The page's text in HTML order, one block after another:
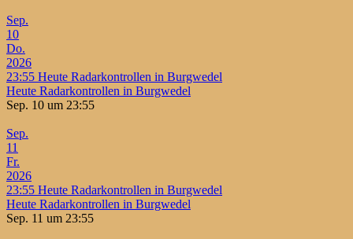
Sep.
10
Do.
2026
23:55 Heute Radarkontrollen in Burgwedel
Heute Radarkontrollen in Burgwedel
Sep. 10 um 23:55
Sep.
11
Fr.
2026
23:55 Heute Radarkontrollen in Burgwedel
Heute Radarkontrollen in Burgwedel
Sep. 11 um 23:55